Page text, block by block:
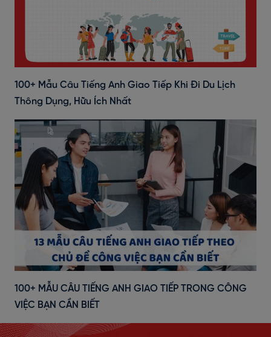
100+ Mẫu Câu Tiếng Anh Giao Tiếp Khi Đi Du Lịch
Thông Dụng, Hữu Ích Nhất
100+ MẪU CÂU TIẾNG ANH GIAO TIẾP TRONG CÔNG
VIỆC BẠN CẦN BIẾT